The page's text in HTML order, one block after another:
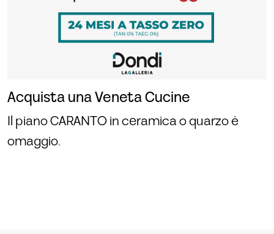
Acquista una Veneta Cucine
Il piano CARANTO in ceramica o quarzo è
omaggio.